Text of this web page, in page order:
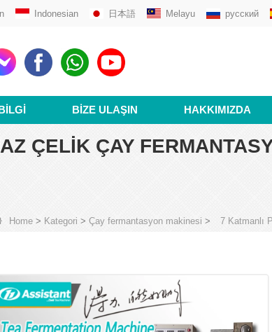
Indonesian 日本語 Melayu русский
BIZE ULAŞIN HAKKIMIZDA
ÇELIK ÇAY
Home > Kategori > Çay fermantasyon makinesi > 7 Katmanlı